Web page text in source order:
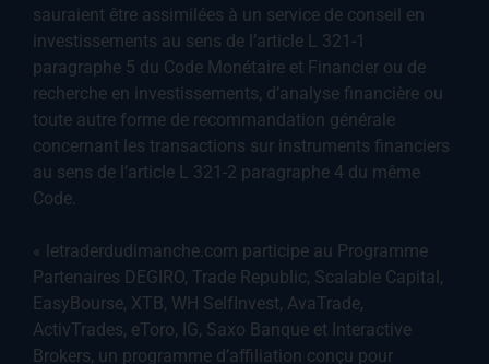
sauraient être assimilées à un service de conseil en
investissements au sens de l’article L 321-1
paragraphe 5 du Code Monétaire et Financier ou de
recherche en investissements, d’analyse financière ou
toute autre forme de recommandation générale
concernant les transactions sur instruments financiers
au sens de l’article L 321-2 paragraphe 4 du même
Code.
« letraderdudimanche.com participe au Programme
Partenaires DEGIRO, Trade Republic, Scalable Capital,
EasyBourse, XTB, WH SelfInvest, AvaTrade,
ActivTrades, eToro, IG, Saxo Banque et Interactive
Brokers, un programme d’affiliation conçu pour